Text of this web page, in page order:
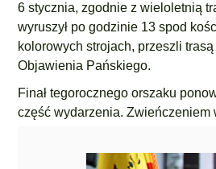
6 stycznia, zgodnie z wieloletnią
wyruszył po godzinie 13 spod
kolorowych strojach, przeszli
Objawienia Pańskiego.
Finał tegorocznego orszaku
część wydarzenia. Zwieńczeniem